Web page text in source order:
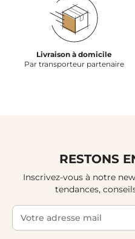
Livraison à domicile
Par transporteur partenaire
RESTONS
Inscrivez-vous à notre
tendances,